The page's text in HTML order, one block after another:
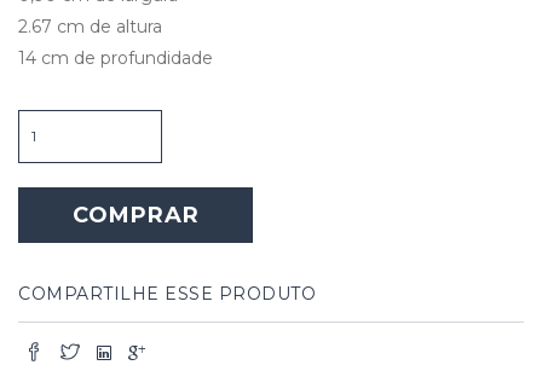
2.67 cm de altura
14 cm de profundidade
Dupla
Alta
de
Madeira
quantidade
COMPRAR
COMPARTILHE ESSE PRODUTO